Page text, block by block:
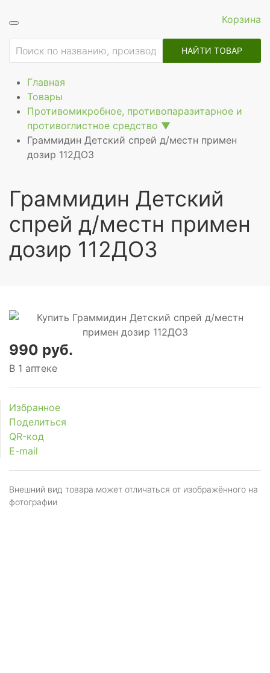
Корзина
НАЙТИ ТОВАР
Главная
Товары
Противомикробное, противопаразитарное и
противоглистное средство ▼
Граммидин Детский спрей д/местн примен
дозир 112ДОЗ
Граммидин Детский
спрей д/местн примен
дозир 112ДОЗ
990 руб.
В 1 аптеке
Избранное
Поделиться
QR-код
E-mail
Внешний вид товара может отличаться от изображённого на
фотографии